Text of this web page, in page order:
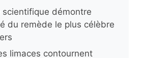
scientifique démontre
du remède le plus célèbre
limaces contournent